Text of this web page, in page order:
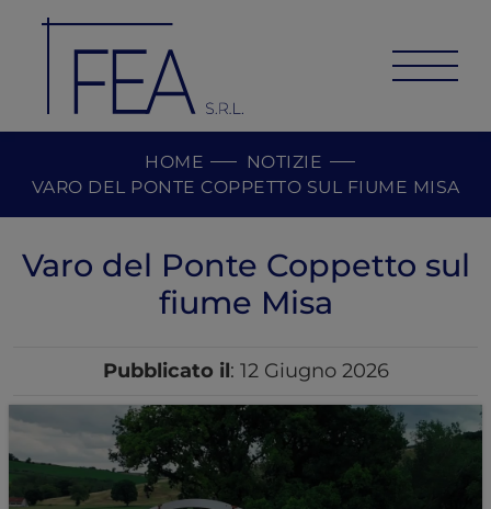
HOME
NOTIZIE
VARO DEL PONTE COPPETTO SUL FIUME MISA
Varo del Ponte Coppetto sul
fiume Misa
Pubblicato il: 12 Giugno 2026